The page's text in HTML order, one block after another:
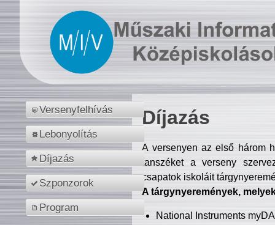
Versenyfelhívás
Lebonyolítás
Díjazás
Szponzorok
Program
Díjazás
A versenyen az első három
tanszéket a verseny
csapatok iskoláit
A tárgynyeremények,
National Instruments